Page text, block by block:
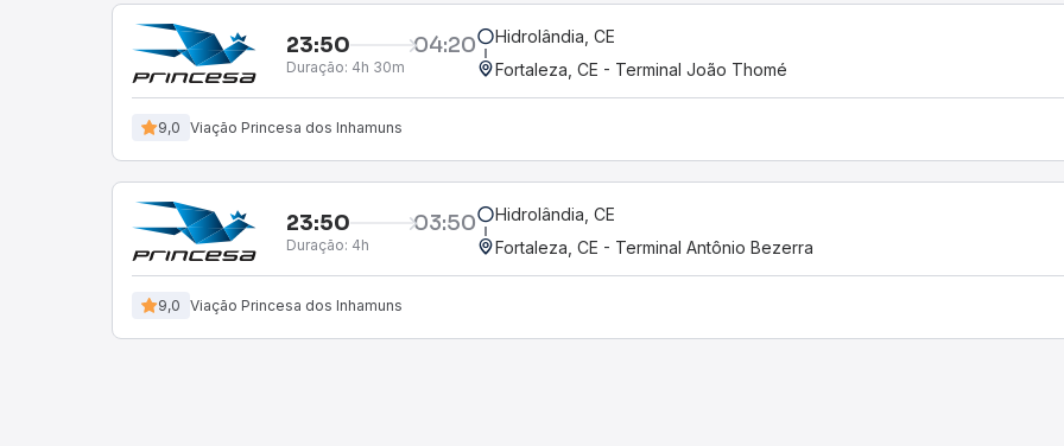
23:50 04:20
Duração: 4h 30m
Hidrolândia, CE
Fortaleza, CE - Terminal João Thomé
9,0 Viação Princesa dos Inhamuns
23:50 03:50
Duração: 4h
Hidrolândia, CE
Fortaleza, CE - Terminal Antônio Bezerra
9,0 Viação Princesa dos Inhamuns